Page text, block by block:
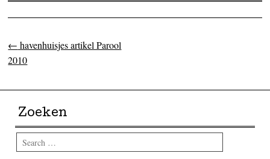
Post navigation
← havenhuisjes artikel Parool
2010
Zoeken
Search